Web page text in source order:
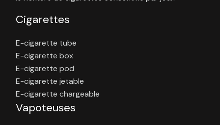
Cigarettes
E-cigarette tube
E-cigarette box
E-cigarette pod
E-cigarette jetable
E-cigarette chargeable
Vapoteuses